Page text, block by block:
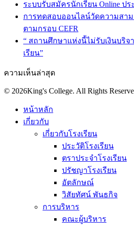
ระบบรับสมัครนักเรียน Online ปร
การทดสอบออนไลน์วัดความสา
ตามกรอบ CEFR
“ สถานศึกษาแห่งนี้ไม่รับเงินบริจ
เรียน”
ความเห็นล่าสุด
© 2026King's College. All Rights
หน้าหลัก
เกี่ยวกับ
เกี่ยวกับโรงเรียน
ประวัติโรงเรียน
ตราประจำโรงเรียน
ปรัชญาโรงเรียน
อัตลักษณ์
วิสัยทัศน์ พันธกิจ
การบริหาร
คณะผู้บริหาร